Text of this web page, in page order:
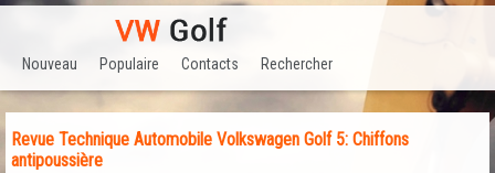
Nouveau Populaire Contacts Rechercher
Revue Technique Automobile Volkswagen Golf 5: Chiffons
antipoussière